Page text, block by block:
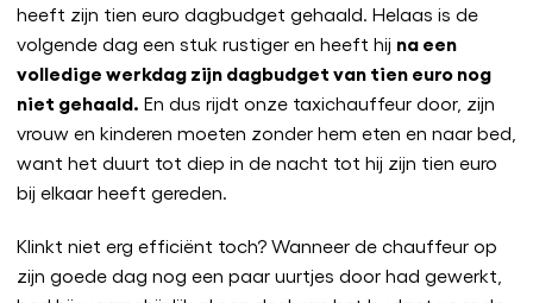
heeft zijn tien euro dagbudget gehaald. Helaas is de
volgende dag een stuk rustiger en heeft hij na een
volledige werkdag zijn dagbudget van tien euro nog
niet gehaald. En dus rijdt onze taxichauffeur door, zijn
vrouw en kinderen moeten zonder hem eten en naar bed,
want het duurt tot diep in de nacht tot hij zijn tien euro
bij elkaar heeft gereden.
Klinkt niet erg efficiënt toch? Wanneer de chauffeur op
zijn goede dag nog een paar uurtjes door had gewerkt,